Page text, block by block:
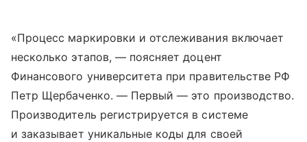
«Процесс маркировки и отслеживания включает
несколько этапов, — поясняет доцент
Финансового университета при правительстве РФ
Петр Щербаченко. — Первый — это производство.
Производитель регистрируется в системе
и заказывает уникальные коды для своей